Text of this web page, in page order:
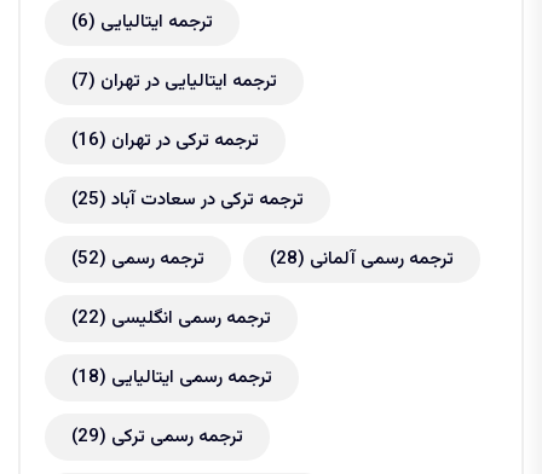
ترجمه ایتالیایی (6)
ترجمه ایتالیایی در تهران (7)
ترجمه ترکی در تهران (16)
ترجمه ترکی در سعادت آباد (25)
ترجمه رسمی (52) ترجمه رسمی آلمانی (28)
ترجمه رسمی انگلیسی (22)
ترجمه رسمی ایتالیایی (18)
ترجمه رسمی ترکی (29)